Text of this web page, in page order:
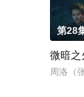
第28
微暗之
周洛（